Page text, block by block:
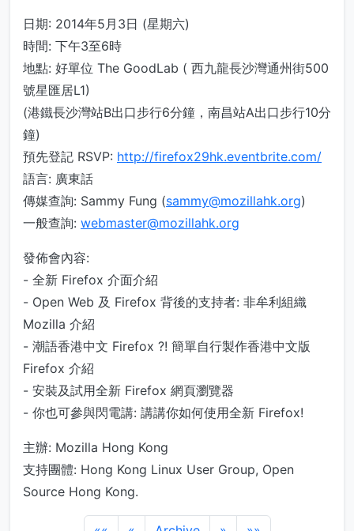
日期: 2014年5月3日 (星期六)
時間: 下午3至6時
地點: 好單位 The GoodLab ( 西九龍長沙灣通州街500
號星匯居L1)
(港鐵長沙灣站B出口步行6分鐘，南昌站A出口步行10分
鐘)
預先登記 RSVP: http://firefox29hk.eventbrite.com/
語言: 廣東話
傳媒查詢: Sammy Fung (sammy@mozillahk.org)
一般查詢: webmaster@mozillahk.org
發佈會內容:
- 全新 Firefox 介面介紹
- Open Web 及 Firefox 背後的支持者: 非牟利組織
Mozilla 介紹
- 潮語香港中文 Firefox ?! 簡單自行製作香港中文版
Firefox 介紹
- 安裝及試用全新 Firefox 網頁瀏覽器
- 你也可參與閃電講: 講講你如何使用全新 Firefox!
主辦: Mozilla Hong Kong
支持團體: Hong Kong Linux User Group, Open
Source Hong Kong.